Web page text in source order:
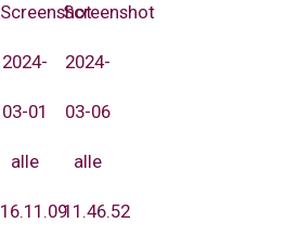
Screenshot
2024-
03-01
alle
16.11.09
Screenshot
2024-
03-06
alle
11.46.52